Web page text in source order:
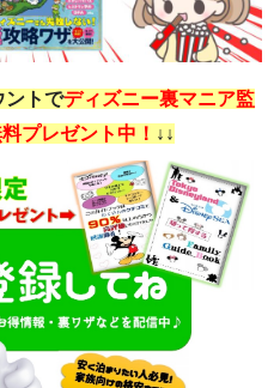
ントでディズニー裏マニア監
プレゼント中！ ↓↓